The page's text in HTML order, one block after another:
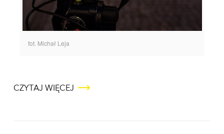
fot. Michał Leja
CZYTAJ WIĘCEJ